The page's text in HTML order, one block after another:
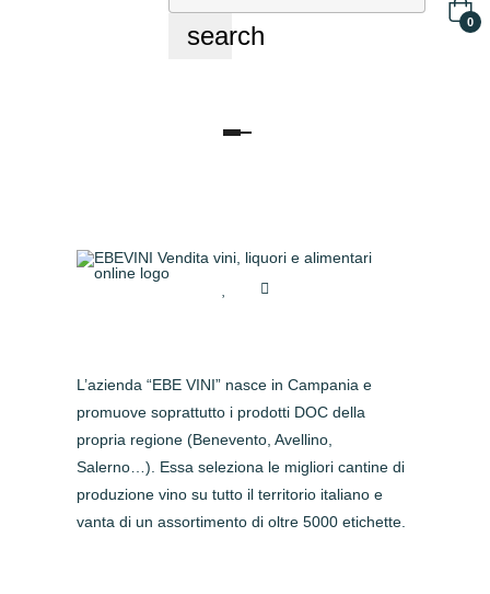
search 0
navigazione
L’azienda “EBE VINI” nasce in Campania e
promuove soprattutto i prodotti DOC della
propria regione (Benevento, Avellino,
Salerno…). Essa seleziona le migliori cantine di
produzione vino su tutto il territorio italiano e
vanta di un assortimento di oltre 5000 etichette.